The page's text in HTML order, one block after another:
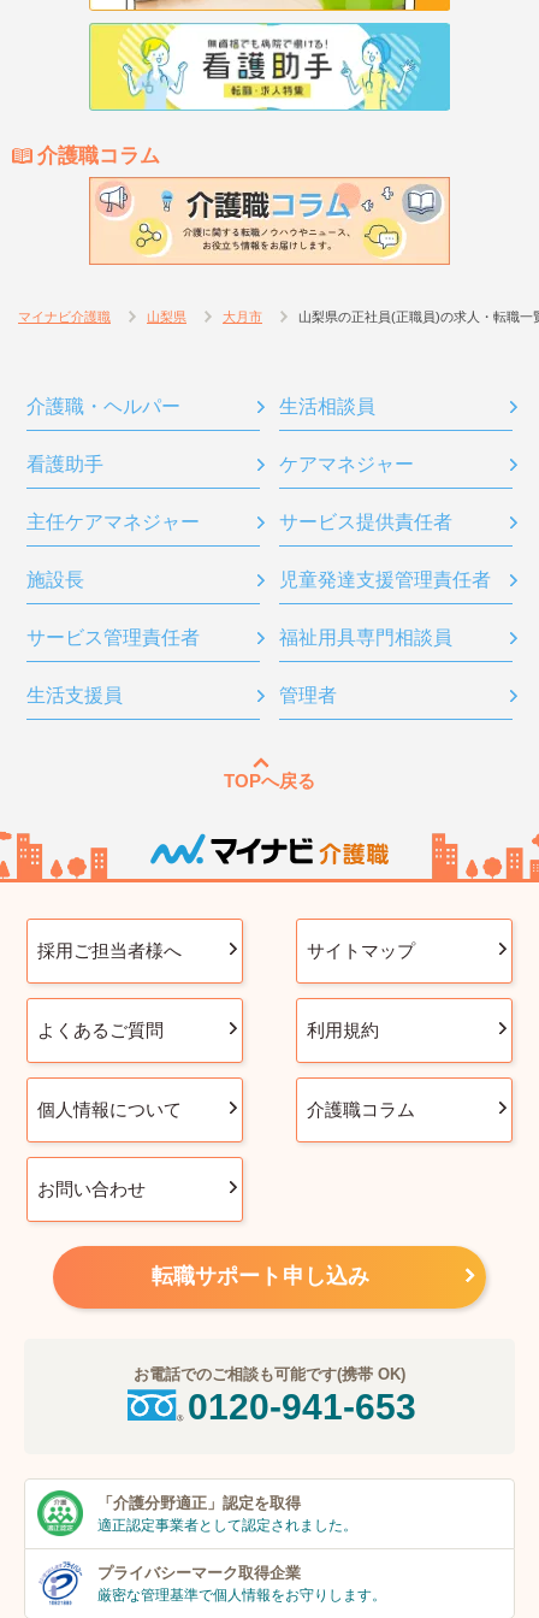
介護職コラム
マイナビ介護職 山梨県 大月市 山梨県の正社員(正職員)の求人・転職一
介護職・ヘルパー 生活相談員
看護助手 ケアマネジャー
主任ケアマネジャー サービス提供責任者
施設長 児童発達支援管理責任者
サービス管理責任者 福祉用具専門相談員
生活支援員 管理者
TOPへ戻る
採用ご担当者様へ サイトマップ
よくあるご質問 利用規約
個人情報について 介護職コラム
お問い合わせ
転職サポート申し込み
お電話でのご相談も可能です(携帯 OK)
0120-941-653
「介護分野適正」 認定を取得
適正認定事業者として認定されました。
プライバシーマーク取得企業
厳密な管理基準で個人情報をお守りします。